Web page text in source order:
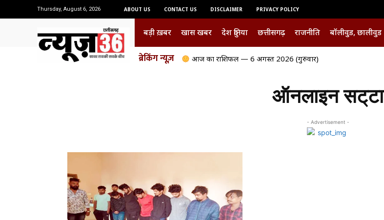
Thursday, August 6, 2026 ABOUT US CONTACT US DISCLAIMER PRIVACY POLICY
बड़ी ख़बर खास खबर देश दुनिया छत्तीसगढ़ राजनीति बॉलीवुड, छालीवुड
ब्रेकिंग न्यूज़ आज का राशिफल — 6 अगस्त 2026 (गुरुवार)
ऑनलाइन सट्‌टा
- Advertisement -